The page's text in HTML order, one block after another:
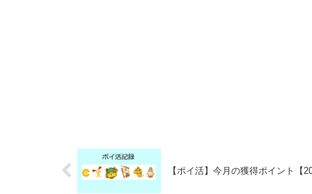
【ポイ活】今月の獲得ポイント【